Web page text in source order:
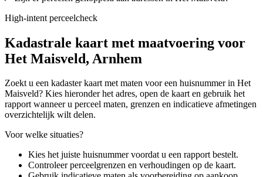
High-intent perceelcheck
Kadastrale kaart met maatvoering voor
Het Maisveld, Arnhem
Zoekt u een kadaster kaart met maten voor een huisnummer in Het
Maisveld? Kies hieronder het adres, open de kaart en gebruik het
rapport wanneer u perceel maten, grenzen en indicatieve afmetingen
overzichtelijk wilt delen.
Voor welke situaties?
Kies het juiste huisnummer voordat u een rapport bestelt.
Controleer perceelgrenzen en verhoudingen op de kaart.